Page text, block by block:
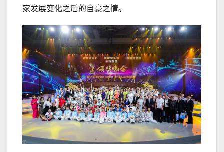
家发展变化之后的自豪之情。